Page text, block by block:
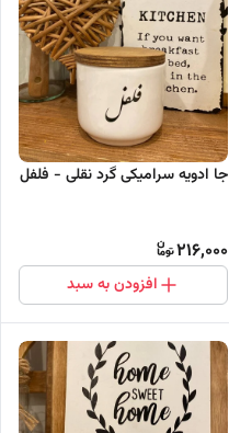
جا ادویه سرامیکی گرد نقلی - فلفل
216,000
افزودن به سبد